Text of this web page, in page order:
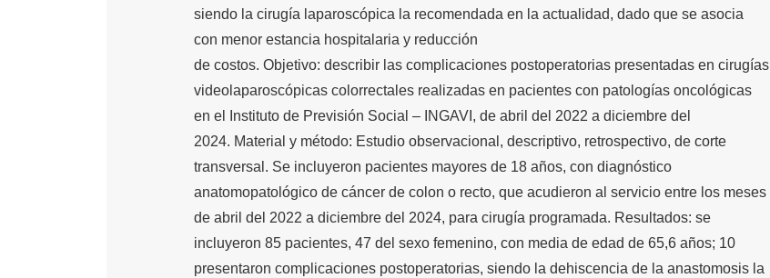
siendo la cirugía laparoscópica la recomendada en la actualidad, dado que se asocia
con menor estancia hospitalaria y reducción
de costos. Objetivo: describir las complicaciones postoperatorias presentadas en cirugías
videolaparoscópicas colorrectales realizadas en pacientes con patologías oncológicas
en el Instituto de Previsión Social – INGAVI, de abril del 2022 a diciembre del
2024. Material y método: Estudio observacional, descriptivo, retrospectivo, de corte
transversal. Se incluyeron pacientes mayores de 18 años, con diagnóstico
anatomopatológico de cáncer de colon o recto, que acudieron al servicio entre los meses
de abril del 2022 a diciembre del 2024, para cirugía programada. Resultados: se
incluyeron 85 pacientes, 47 del sexo femenino, con media de edad de 65,6 años; 10
presentaron complicaciones postoperatorias, siendo la dehiscencia de la anastomosis la